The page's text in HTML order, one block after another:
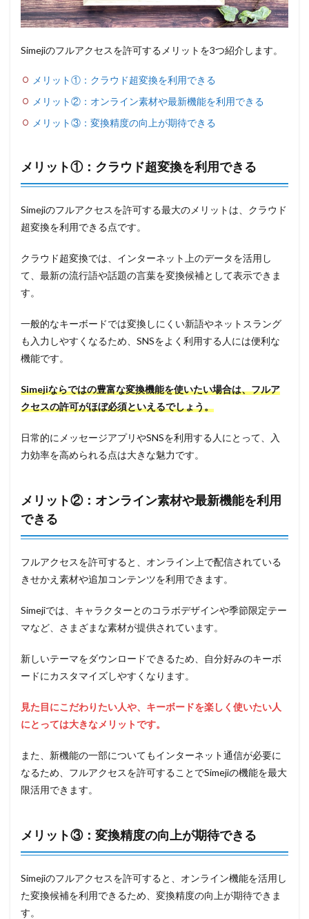
Simejiのフルアクセスを許可するメリットを3つ紹介します。
メリット①：クラウド超変換を利用できる
メリット②：オンライン素材や最新機能を利用できる
メリット③：変換精度の向上が期待できる
メリット①：クラウド超変換を利用できる
Simejiのフルアクセスを許可する最大のメリットは、クラウド
超変換を利用できる点です。
クラウド超変換では、インターネット上のデータを活用し
て、最新の流行語や話題の言葉を変換候補として表示できま
す。
一般的なキーボードでは変換しにくい新語やネットスラング
も入力しやすくなるため、SNSをよく利用する人には便利な
機能です。
Simejiならではの豊富な変換機能を使いたい場合は、フルア
クセスの許可がほぼ必須といえるでしょう。
日常的にメッセージアプリやSNSを利用する人にとって、入
力効率を高められる点は大きな魅力です。
メリット②：オンライン素材や最新機能を利用
できる
フルアクセスを許可すると、オンライン上で配信されている
きせかえ素材や追加コンテンツを利用できます。
Simejiでは、キャラクターとのコラボデザインや季節限定テー
マなど、さまざまな素材が提供されています。
新しいテーマをダウンロードできるため、自分好みのキーボ
ードにカスタマイズしやすくなります。
見た目にこだわりたい人や、キーボードを楽しく使いたい人
にとっては大きなメリットです。
また、新機能の一部についてもインターネット通信が必要に
なるため、フルアクセスを許可することでSimejiの機能を最大
限活用できます。
メリット③：変換精度の向上が期待できる
Simejiのフルアクセスを許可すると、オンライン機能を活用し
た変換候補を利用できるため、変換精度の向上が期待できま
す。